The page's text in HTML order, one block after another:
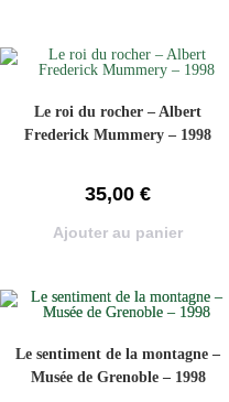
Le roi du rocher – Albert
Frederick Mummery – 1998
35,00 €
Ajouter au panier
Le sentiment de la montagne –
Musée de Grenoble – 1998